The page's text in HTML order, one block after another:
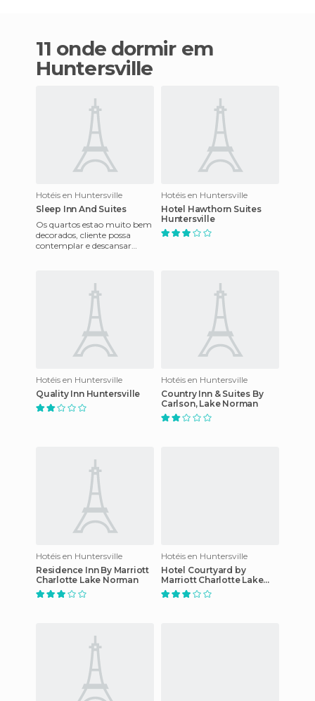
11 onde dormir em
Huntersville
Hotéis en Huntersville
Sleep Inn And Suites
Os quartos estao muito bem
decorados, cliente possa
contemplar e descansar
Hotéis en Huntersville
Hotel Hawthorn Suites
Huntersville
Hotéis en Huntersville
Quality Inn Huntersville
Hotéis en Huntersville
Country Inn & Suites By
Carlson, Lake Norman
Hotéis en Huntersville
Residence Inn By Marriott
Charlotte Lake Norman
Hotéis en Huntersville
Hotel Courtyard by
Marriott Charlotte Lake
Norman